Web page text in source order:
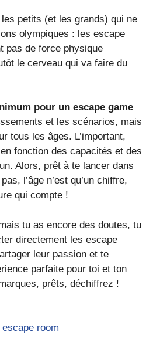
petits (et les grands) qui ne
olympiques : les escape
pas de force physique
le cerveau qui va faire du
pour un escape game
et les scénarios, mais
tous les âges. L’important,
fonction des capacités et des
Alors, prêt à te lancer dans
l’âge n’est qu’un chiffre,
qui compte !
tu as encore des doutes, tu
directement les escape
leur passion et te
parfaite pour toi et ton
prêts, déchiffrez !
room